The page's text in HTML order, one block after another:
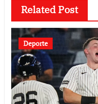
Related Post
Deporte